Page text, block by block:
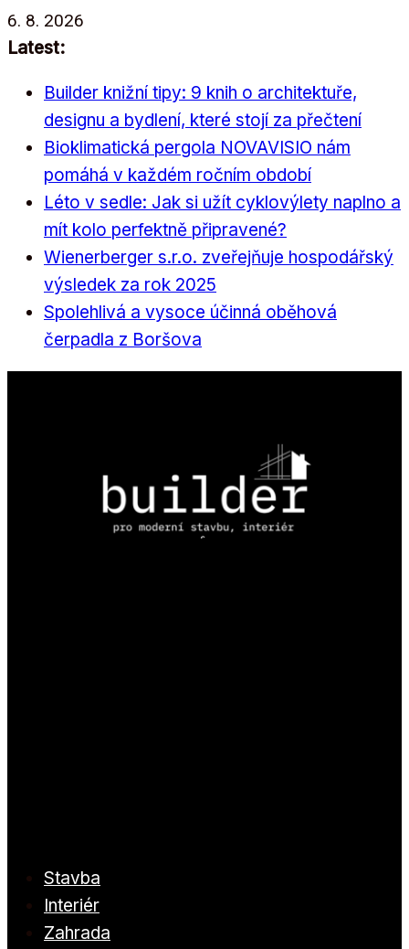
Přeskočit
na
6. 8. 2026
Latest:
Builder knižní tipy: 9 knih o architektuře,
designu a bydlení, které stojí za přečtení
Bioklimatická pergola NOVAVISIO nám
pomáhá v každém ročním období
Léto v sedle: Jak si užít cyklovýlety naplno a
mít kolo perfektně připravené?
Wienerberger s.r.o. zveřejňuje hospodářský
výsledek za rok 2025
Spolehlivá a vysoce účinná oběhová
čerpadla z Boršova
Stavba
Interiér
Zahrada